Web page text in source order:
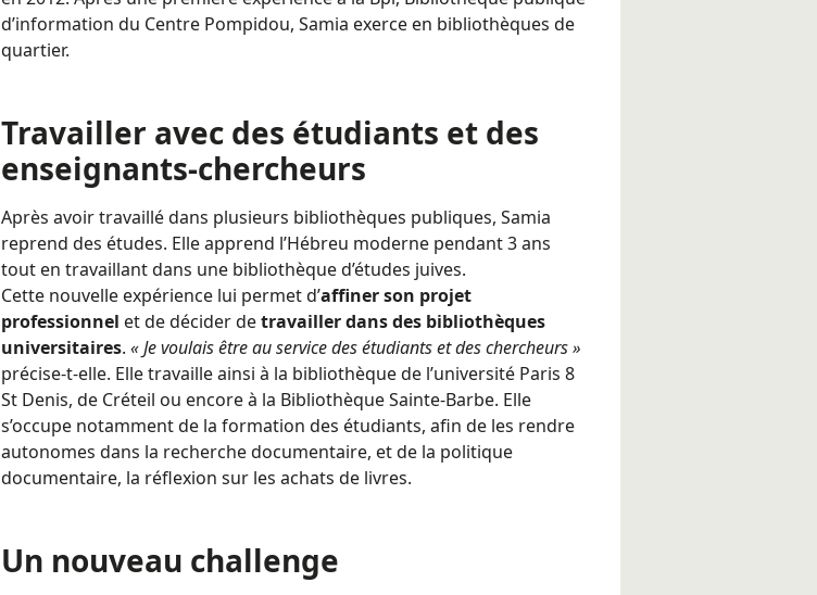
d’information du Centre Pompidou, Samia exerce en bibliothèques de
quartier.
Travailler avec des étudiants et des
enseignants-chercheurs
Après avoir travaillé dans plusieurs bibliothèques publiques, Samia
reprend des études. Elle apprend l’Hébreu moderne pendant 3 ans
tout en travaillant dans une bibliothèque d’études juives.
Cette nouvelle expérience lui permet d’affiner son projet
professionnel et de décider detravailler dans des bibliothèques
universitaires. « Je voulais être au service des étudiants et des chercheurs »
précise-t-elle. Elle travaille ainsi à la bibliothèque de l’université Paris 8
St Denis, de Créteil ou encore à la Bibliothèque Sainte-Barbe. Elle
s’occupe notamment de la formation des étudiants, afin de les rendre
autonomes dans la recherche documentaire, et de la politique
documentaire, la réflexion sur les achats de livres.
Un nouveau challenge